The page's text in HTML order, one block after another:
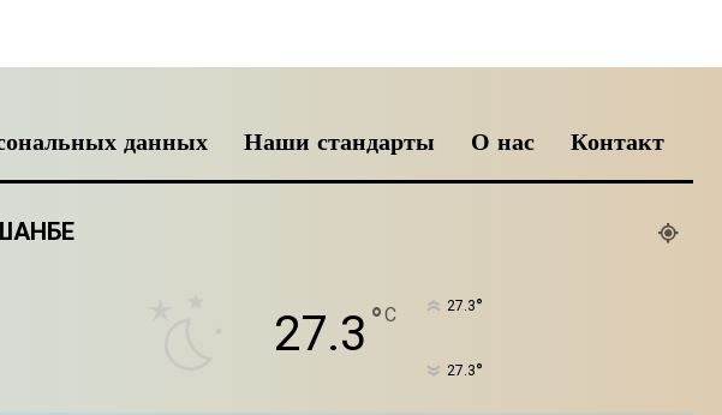
данных Наши стандарты О нас Контакт
27.3 °C 27.3°
27.3°